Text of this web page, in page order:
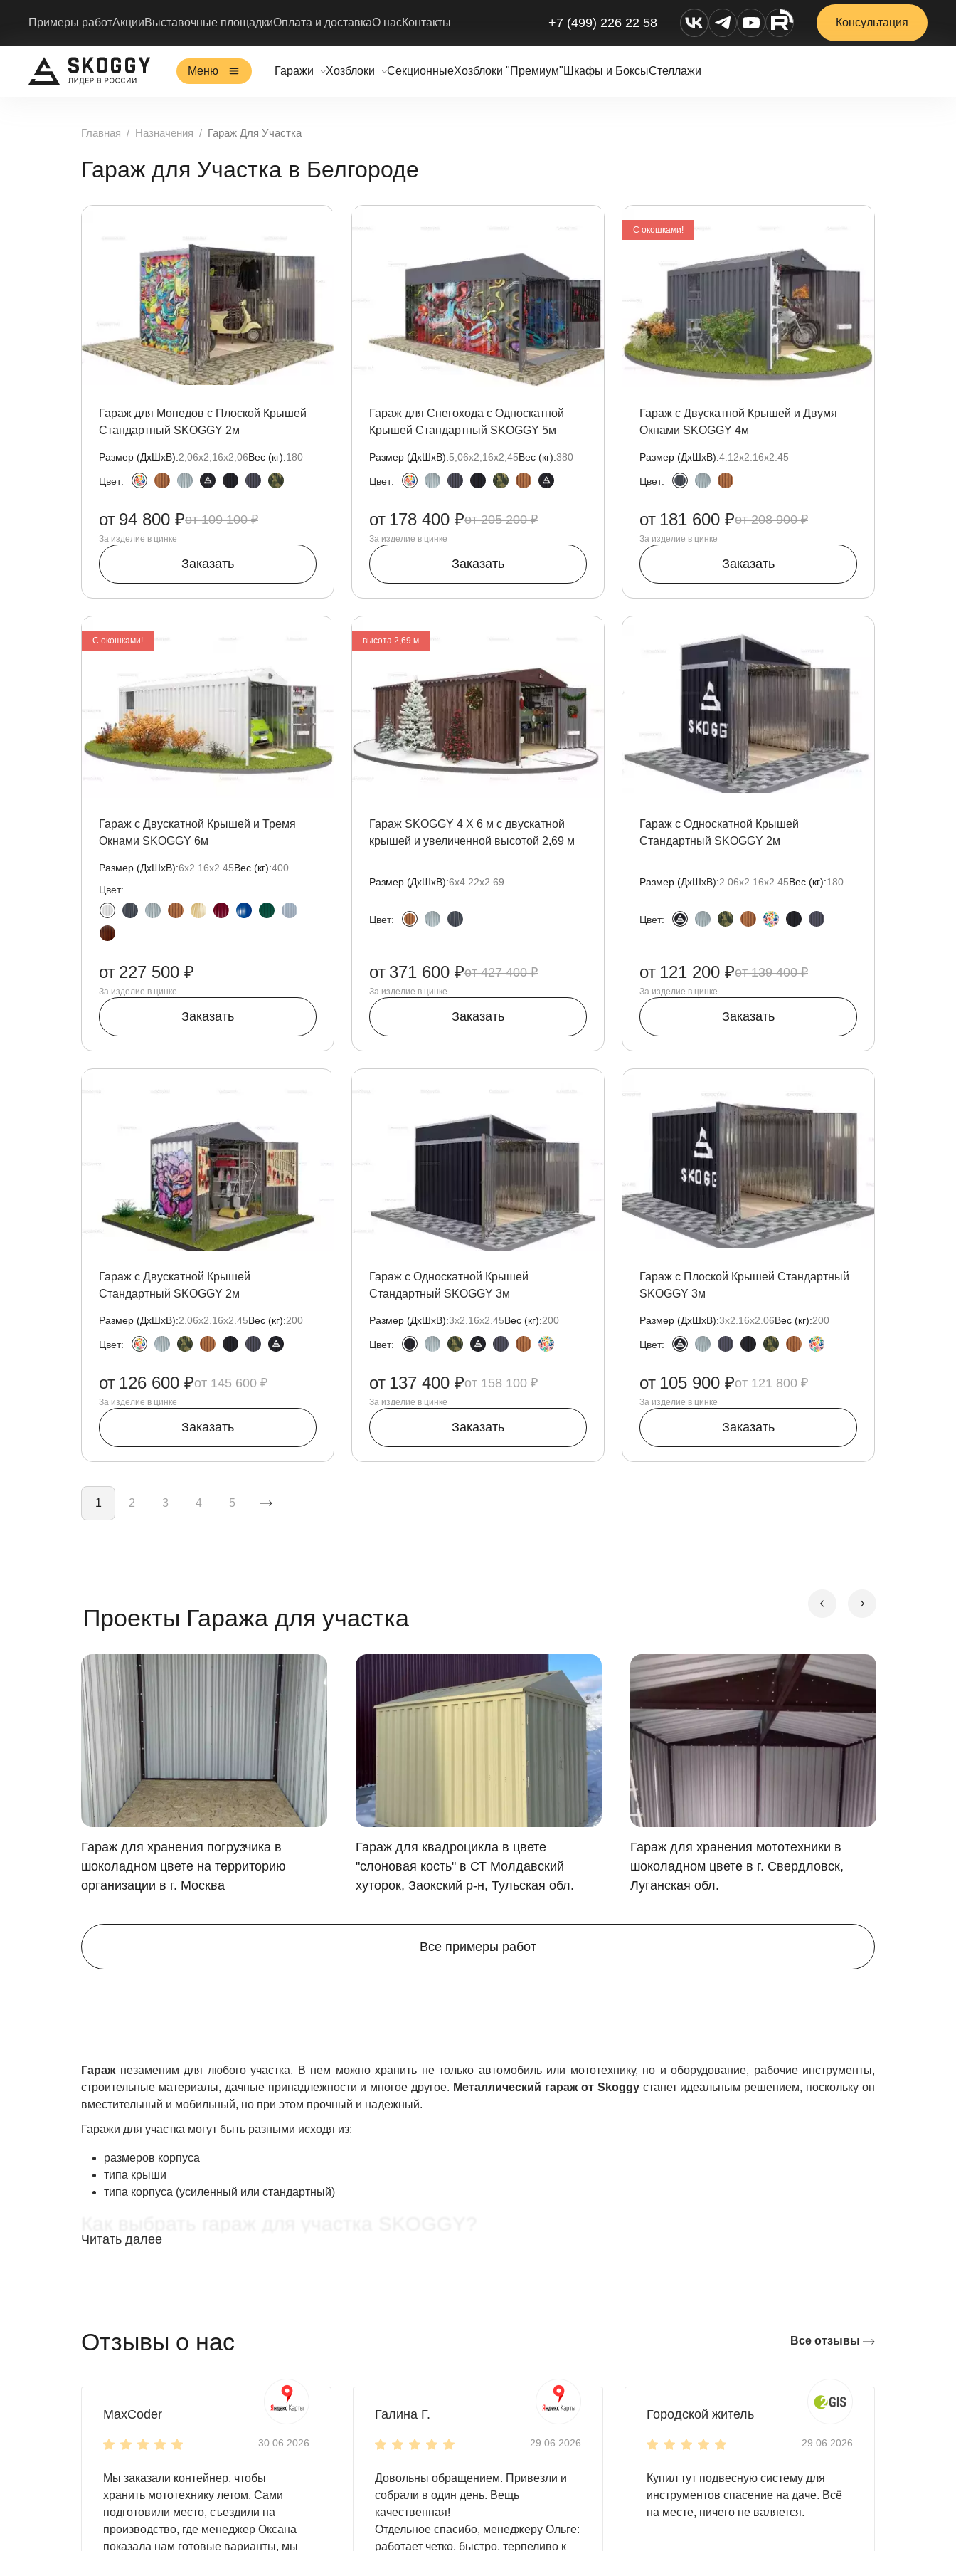
Примеры работАкцииВыставочные площадкиОплата и доставкаО насКонтакты +7 (499) 226 22 58 Консультация
Меню Гаражи Хозблоки СекционныеХозблоки "Премиум" Шкафы и БоксыСтеллажи
Главная Назначения Гараж Для Участка
Гараж для Участка в Белгороде
Гараж для Мопедов с Плоской Крышей
Стандартный SKOGGY 2м
Размер (ДxШxВ):2,06х2,16х2,06Вес (кг):180
Цвет:
109 100 ₽
от 94 800 ₽
За изделие в цинке
Заказать
Гараж для Снегохода с Односкатной
Крышей Стандартный SKOGGY 5м
Размер (ДxШxВ):5,06х2,16х2,45Вес (кг):380
Цвет:
205 200 ₽
от 178 400 ₽
За изделие в цинке
Заказать
С окошками!
Гараж с Двускатной Крышей и Двумя
Окнами SKOGGY 4м
Размер (ДxШxВ):4.12х2.16х2.45
Цвет:
208 900 ₽
от 181 600 ₽
За изделие в цинке
Заказать
C окошками!
Гараж с Двускатной Крышей и Тремя
Окнами SKOGGY 6м
Размер (ДxШxВ):6х2.16х2.45Вес (кг):400
Цвет:
от 227 500 ₽
За изделие в цинке
Заказать
высота 2,69 м
Гараж SKOGGY 4 Х 6 м с двускатной
крышей и увеличенной высотой 2,69 м
Размер (ДxШxВ):6х4.22х2.69
Цвет:
427 400 ₽
от 371 600 ₽
За изделие в цинке
Заказать
Гараж с Односкатной Крышей
Стандартный SKOGGY 2м
Размер (ДxШxВ):2.06х2.16х2.45Вес (кг):180
Цвет:
139 400 ₽
от 121 200 ₽
За изделие в цинке
Заказать
Гараж с Двускатной Крышей
Стандартный SKOGGY 2м
Размер (ДxШxВ):2.06х2.16х2.45Вес (кг):200
Цвет:
145 600 ₽
от 126 600 ₽
За изделие в цинке
Заказать
Гараж с Односкатной Крышей
Стандартный SKOGGY 3м
Размер (ДxШxВ):3х2.16х2.45Вес (кг):200
Цвет:
158 100 ₽
от 137 400 ₽
За изделие в цинке
Заказать
Гараж с Плоской Крышей Стандартный
SKOGGY 3м
Размер (ДxШxВ):3х2.16х2.06Вес (кг):200
Цвет:
121 800 ₽
от 105 900 ₽
За изделие в цинке
Заказать
Нумерация страниц
1 2 3 4 5
Проекты Гаража для участка
Гараж для хранения погрузчика в
шоколадном цвете на территорию
организации в г. Москва
Гараж для квадроцикла в цвете
"слоновая кость" в СТ Молдавский
хуторок, Заокский р-н, Тульская обл.
Гараж для хранения мототехники в
шоколадном цвете в г. Свердловск,
Луганская обл.
Все примеры работ
Гараж незаменим для любого участка. В нем можно хранить не только автомобиль или мототехнику, но и оборудование, рабочие инструменты,
строительные материалы, дачные принадлежности и многое другое. Металлический гараж от Skoggyстанет идеальным решением, поскольку он
вместительный и мобильный, но при этом прочный и надежный.
Гаражи для участка могут быть разными исходя из:
размеров корпуса
типа крыши
типа корпуса (усиленный или стандартный)
При выборе гаража обратите внимание на место эксплуатации. Вы можете установить его:
на складе
вариантом является стандартная конструкция. Вы также можете выбрать модель с односкатной или двускатной крышей. Первая позволит
сэкономить место на участке, а вторая – придать гаражу эстетичный внешний облик.
Если вы планируете разместить внутри автомобиль, предпочтительнее будет усиленная конструкция
. Дополнительные ребра жесткости делают
Гараж для участка – это помещение, которое используется дляхранения. Что хранить внутри? Абсолютно все, что угодно:
садовый инвентарь
инструменты
любое оборудование
Читать далее
Отзывы о нас Все отзывы
MaxCoder
30.06.2026
Мы заказали контейнер, чтобы
хранить мототехнику летом. Сами
подготовили место, съездили на
производство, где менеджер Оксана
показала нам готовые варианты, мы
Галина Г.
29.06.2026
Довольны обращением. Привезли и
собрали в один день. Вещь
качественная!
Отдельное спасибо, менеджеру Ольге:
работает четко, быстро, терпеливо к
Городской житель
29.06.2026
Купил тут подвесную систему для
инструментов спасение на даче. Всё
на месте, ничего не валяется.